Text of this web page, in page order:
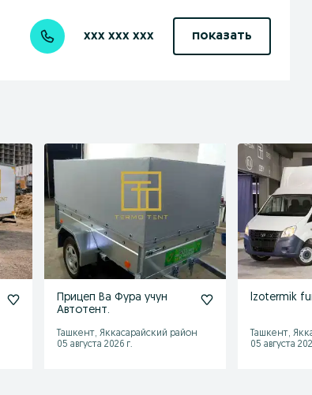
xxx xxx xxx показать
Прицеп Ва Фура учун
Автотент.
Ташкент, Яккасарайский район
05 августа 2026 г.
Izotermik
Ташкент,
05 августа